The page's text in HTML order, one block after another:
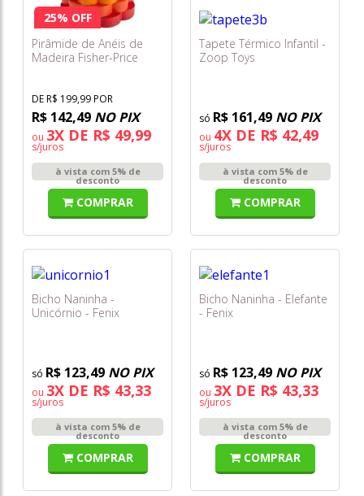
25% OFF
Pirâmide de Anéis de
Madeira Fisher-Price
DE R$ 199,99 POR
R$ 142,49 NO PIX
ou 3X DE R$ 49,99
s/juros
à vista com 5% de
desconto
COMPRAR
Tapete Térmico Infantil -
Zoop Toys
R$ 161,49 NO PIX
ou 4X DE R$ 42,49
s/juros
à vista com 5% de
desconto
COMPRAR
Bicho Naninha -
Unicórnio - Fenix
R$ 123,49 NO PIX
ou 3X DE R$ 43,33
s/juros
à vista com 5% de
desconto
COMPRAR
Bicho Naninha - Elefante
- Fenix
R$ 123,49 NO PIX
ou 3X DE R$ 43,33
s/juros
à vista com 5% de
desconto
COMPRAR